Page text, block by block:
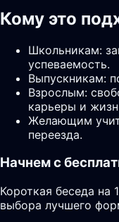
Кому это
Школьникам:
успеваемость.
Выпускникам:
Взрослым:
карьеры и
Желающим
переезда.
Начнем с
Короткая беседа на
выбора лучшего